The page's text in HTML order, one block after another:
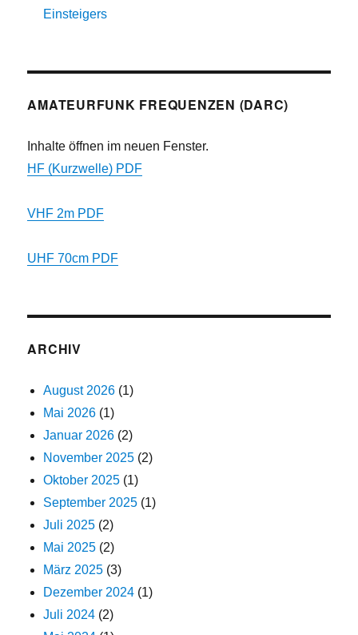
Einsteigers
AMATEURFUNK FREQUENZEN (DARC)
Inhalte öffnen im neuen Fenster.
HF (Kurzwelle) PDF
VHF 2m PDF
UHF 70cm PDF
ARCHIV
August 2026 (1)
Mai 2026 (1)
Januar 2026 (2)
November 2025 (2)
Oktober 2025 (1)
September 2025 (1)
Juli 2025 (2)
Mai 2025 (2)
März 2025 (3)
Dezember 2024 (1)
Juli 2024 (2)